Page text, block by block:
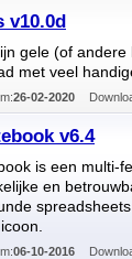
v10.0d
gele (of
met veel
26-02-2020
v6.4
is een multi-
en
06-10-2016